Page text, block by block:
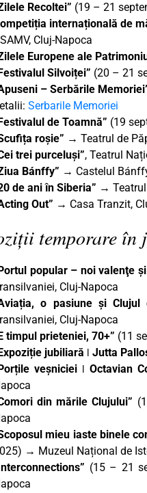
Recoltei” (19 – 21
internațională de
Cluj-Napoca
Europene ale
Silvoiței” (20 – 21
– Serbările
Serbarile Memoriei
de Toamnă” (19
roșie” → Teatrul de
trei purceluși”, Teatrul
Bánffy” → Castelul
de ani în Siberia” → Teatrul
Out” → Casa Tranzit,
temporare în
popular – noi valenţe
Cluj-Napoca
o pasiune și Clujul
Cluj-Napoca
timpul prieteniei, 70+” (11
jubiliară ǀ Jutta
veșniciei ǀ Octavian
din mările Clujului”
mieu iaste binele
→ Muzeul Național de
(15 – 21